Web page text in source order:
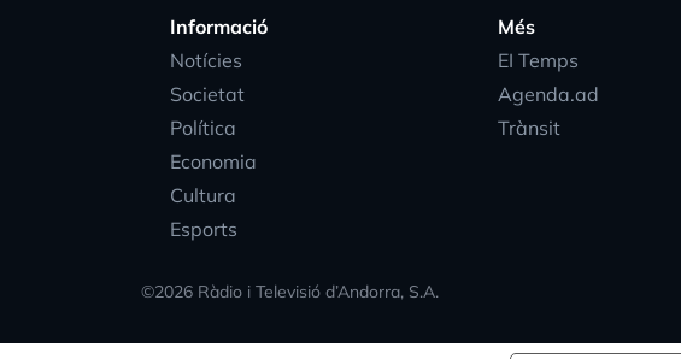
Informació
Notícies
Societat
Política
Economia
Cultura
Esports
Més
EI Temps
Agenda.ad
Trànsit
©2026 Ràdio i Televisió d’Andorra, S.A.